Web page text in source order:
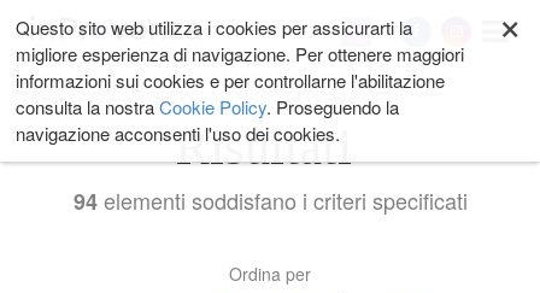
ai
contenuti.
|
Salta
alla
navigazione
My ×
Questo sito web utilizza i cookies per assicurarti la
migliore esperienza di navigazione. Per ottenere maggiori
informazioni sui cookies e per controllarne l'abilitazione
consulta la nostraCookie Policy. Proseguendo la
navigazione acconsenti l'uso dei cookies.
Risultati
94elementi soddisfano i criteri specificati
Ordina per